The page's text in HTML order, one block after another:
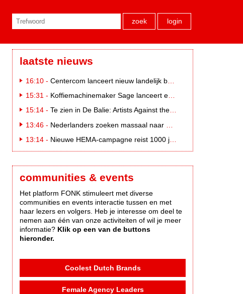
zoek login
laatste nieuws
16:10 - Centercom lanceert nieuw landelijk buitereclamenetwerk: City Cubes
15:31 - Koffiemachinemaker Sage lanceert e-commerceplatform voor koffieliefhebbers
15:14 - Te zien in De Balie: Artists Against the Kremlin III
13:46 - Nederlanders zoeken massaal naar eclipsbrillen op Marktplaats
13:14 - Nieuwe HEMA-campagne reist 1000 jaar terug in de tijd naar 'Hemastein'
communities & events
Het platform FONK stimuleert met diverse
communities en events interactie tussen en met
haar lezers en volgers. Heb je interesse om deel te
nemen aan één van onze activiteiten of wil je meer
informatie? Klik op een van de buttons
hieronder.
Coolest Dutch Brands
Female Agency Leaders